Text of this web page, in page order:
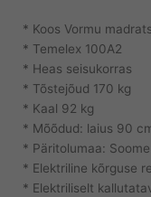
* Koos Vormu
* Temelex 100A2
* Heas seisukorras
* Tõstejõud 170 kg
* Kaal 92 kg
* Mõõdud: laius 90
* Päritolumaa: Soome
* Elektriline kõrguse
* Elektriliselt